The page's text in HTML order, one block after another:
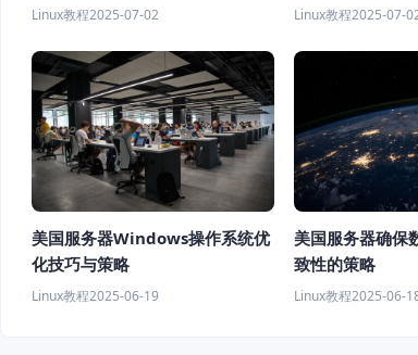
Linux教程2025-07-02 Linux教程2025-07-
美国服务器Windows操作系统优
化技巧与策略
Linux教程2025-06-19
美国服务器确保
致性的策略
Linux教程2025-06-